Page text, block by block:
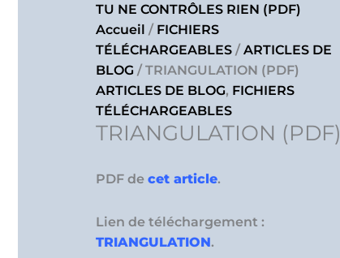
TU NE CONTRÔLES RIEN (PDF)
Accueil / FICHIERS
TÉLÉCHARGEABLES / ARTICLES DE
BLOG / TRIANGULATION (PDF)
ARTICLES DE BLOG, FICHIERS
TÉLÉCHARGEABLES
TRIANGULATION (PDF)
PDF de cet article.
Lien de téléchargement :
TRIANGULATION.